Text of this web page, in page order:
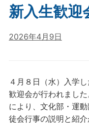
新入生歓迎
2026年4月9日
４月８日（水）入学
歓迎会が行われまし
により、文化部・運
徒会行事の説明と紹介